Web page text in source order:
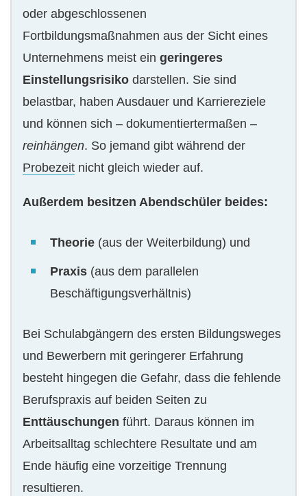
oder abgeschlossenen
Fortbildungsmaßnahmen aus der Sicht eines
Unternehmens meist ein geringeres
Einstellungsrisiko darstellen. Sie sind
belastbar, haben Ausdauer und Karriereziele
und können sich – dokumentiertermaßen –
reinhängen. So jemand gibt während der
Probezeit nicht gleich wieder auf.
Außerdem besitzen Abendschüler beides:
Theorie (aus der Weiterbildung) und
Praxis (aus dem parallelen
Beschäftigungsverhältnis)
Bei Schulabgängern des ersten Bildungsweges
und Bewerbern mit geringerer Erfahrung
besteht hingegen die Gefahr, dass die fehlende
Berufspraxis auf beiden Seiten zu
Enttäuschungen führt. Daraus können im
Arbeitsalltag schlechtere Resultate und am
Ende häufig eine vorzeitige Trennung
resultieren.